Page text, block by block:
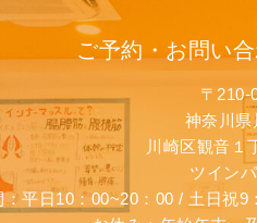
ご予約・お問い
〒210-
神奈川県
川崎区観音１
ツイン
平日10：00~20：00 / 土日祝9